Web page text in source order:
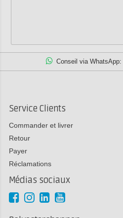
Conseil via WhatsApp:
Service Clients
Commander et livrer
Retour
Payer
Réclamations
Médias sociaux